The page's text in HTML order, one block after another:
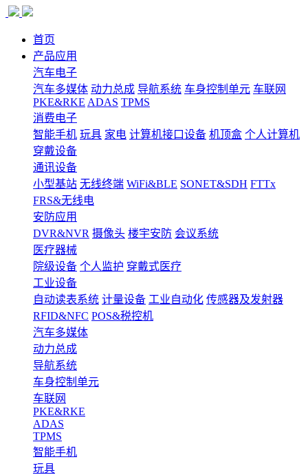
首页
产品应用
汽车电子
汽车多媒体 动力总成 导航系统 车身控制单元 车联网
PKE&RKE ADAS TPMS
消费电子
智能手机 玩具 家电 计算机接口设备 机顶盒 个人计算机
穿戴设备
通讯设备
小型基站 无线终端 WiFi&BLE SONET&SDH FTTx
FRS&无线电
安防应用
DVR&NVR 摄像头 楼宇安防 会议系统
医疗器械
院级设备 个人监护 穿戴式医疗
工业设备
自动读表系统 计量设备 工业自动化 传感器及发射器
RFID&NFC POS&税控机
汽车多媒体
动力总成
导航系统
车身控制单元
车联网
PKE&RKE
ADAS
TPMS
智能手机
玩具